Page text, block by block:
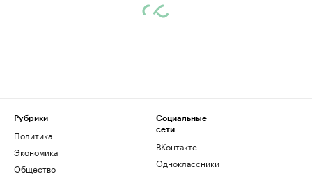
Рубрики
Политика
Экономика
Общество
Социальные
сети
ВКонтакте
Одноклассники